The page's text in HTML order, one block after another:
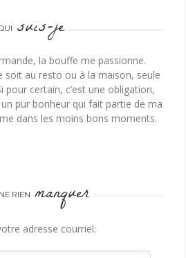
suis-je
la bouffe me passionne.
soit au resto ou à la maison, seule
pour certain, c’est une obligation,
pur bonheur qui fait partie de ma
dans les moins bons moments.
RIEN manquer
adresse courriel: